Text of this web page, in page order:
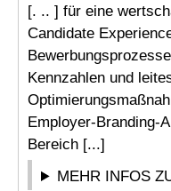
[. .. ] für eine
Candidate
Kennzahlen und
Employer-Branding-
Bereich [...]
MEHR INFOS